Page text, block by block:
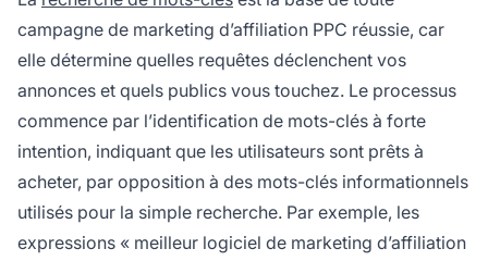
campagne de marketing d’affiliation PPC réussie, car
elle détermine quelles requêtes déclenchent vos
annonces et quels publics vous touchez. Le processus
commence par l’identification de mots-clés à forte
intention, indiquant que les utilisateurs sont prêts à
acheter, par opposition à des mots-clés informationnels
utilisés pour la simple recherche. Par exemple, les
expressions « meilleur logiciel de marketing d’affiliation